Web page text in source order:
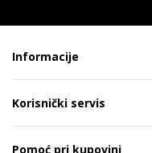
Informacije
Korisnički servis
Pomoć pri kupovini